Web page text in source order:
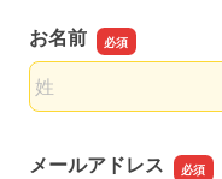
お名前
名前の姓
メールアドレス